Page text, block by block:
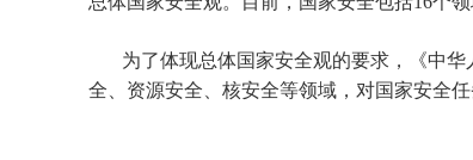
为了体现总体国家安全观的要求，《中
全、资源安全、核安全等领域，对国家安全任